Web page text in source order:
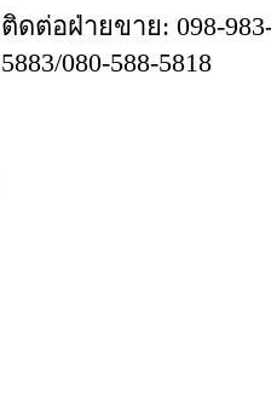
ติดต่อฝ่ายขาย: 098-
5883/080-588-5818